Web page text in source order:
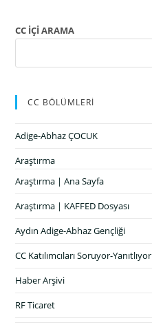
CC İÇİ ARAMA
CC BÖLÜMLERİ
Adige-Abhaz ÇOCUK
Araştırma
Araştırma | Ana Sayfa
Araştırma | KAFFED Dosyası
Aydın Adige-Abhaz Gençliği
CC Katılımcıları Soruyor-Yanıtlıyor
Haber Arşivi
RF Ticaret